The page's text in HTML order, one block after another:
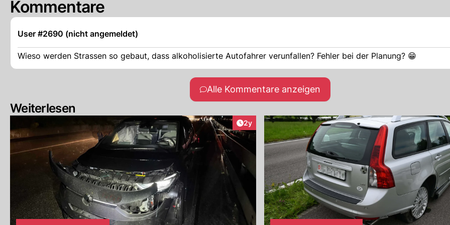
Kommentare
User #2690 (nicht angemeldet)
Wieso werden Strassen so gebaut, dass alkoholisierte Autofahrer verunfallen? Fehler bei der Planung? 😁
Alle Kommentare anzeigen
Weiterlesen
Artikel veröffentlicht:
2y